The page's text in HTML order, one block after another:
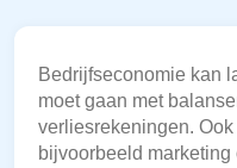
Bedrijfseconomie kan
moet gaan met
verliesrekeningen.
bijvoorbeeld